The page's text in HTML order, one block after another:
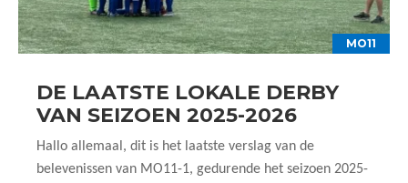
MO11
DE LAATSTE LOKALE DERBY
VAN SEIZOEN 2025-2026
Hallo allemaal, dit is het laatste verslag van de
belevenissen van MO11-1, gedurende het seizoen 2025-